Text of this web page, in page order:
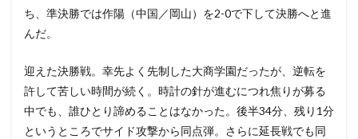
ち、準決勝では作陽（中国／岡山）を2-0で下して決勝へと進
んだ。
迎えた決勝戦。幸先よく先制した大商学園だったが、逆転を
許して苦しい時間が続く。時計の針が進むにつれ焦りが募る
中でも、誰ひとり諦めることはなかった。後半34分、残り1分
というところでサイド攻撃から同点弾。さらに延長戦でも同